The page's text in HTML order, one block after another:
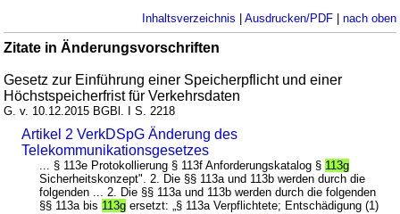
Inhaltsverzeichnis | Ausdrucken/PDF| nach oben
Zitate in Änderungsvorschriften
Gesetz zur Einführung einer Speicherpflicht und einer
Höchstspeicherfrist für Verkehrsdaten
G. v. 10.12.2015 BGBl. I S. 2218
Artikel 2 VerkDSpG Änderung des
Telekommunikationsgesetzes
... § 113e Protokollierung § 113f Anforderungskatalog § 113g
Sicherheitskonzept". 2. Die §§ 113a und 113b werden durch die
folgenden ... 2. Die §§ 113a und 113b werden durch die folgenden
§§ 113a bis 113g ersetzt: „§ 113a Verpflichtete; Entschädigung (1)